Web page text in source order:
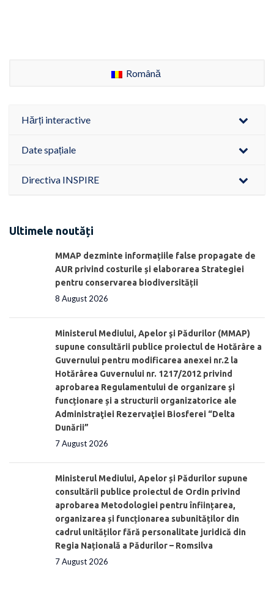
Română
Hărți interactive
Date spațiale
Directiva INSPIRE
Ultimele noutăți
MMAP dezminte informațiile false propagate de
AUR privind costurile și elaborarea Strategiei
pentru conservarea biodiversității
8 August 2026
Ministerul Mediului, Apelor şi Pădurilor (MMAP)
supune consultării publice proiectul de Hotărâre a
Guvernului pentru modificarea anexei nr.2 la
Hotărârea Guvernului nr. 1217/2012 privind
aprobarea Regulamentului de organizare şi
funcționare și a structurii organizatorice ale
Administraţiei Rezervaţiei Biosferei “Delta
Dunării”
7 August 2026
Ministerul Mediului, Apelor și Pădurilor supune
consultării publice proiectul de Ordin privind
aprobarea Metodologiei pentru înființarea,
organizarea și funcționarea subunităților din
cadrul unităților fără personalitate juridică din
Regia Națională a Pădurilor – Romsilva
7 August 2026